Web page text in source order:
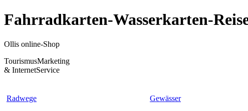
Fahrradkarten-Wasserkarten-
Ollis online-Shop
TourismusMarketing
& InternetService
Radwege Gewässer